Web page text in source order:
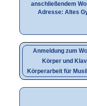
anschließendem
Adresse: Altes
Anmeldung zum
Körper und
Körperarbeit für